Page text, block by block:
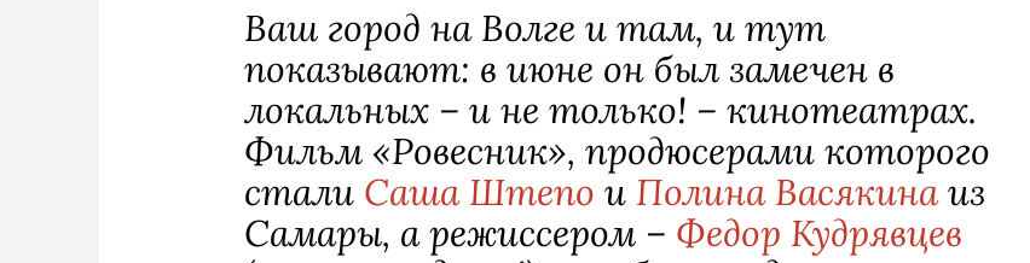
Ваш город на Волге и там, и тут
показывают: в июне он был замечен в
локальных – и не только! – кинотеатрах.
Фильм «Ровесник», продюсерами которого
стали Саша Штепо и Полина Васякинаиз
Самары, а режиссером – Федор Кудрявцев